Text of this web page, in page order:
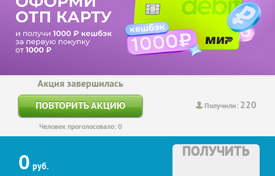
Получили: 220
Акция завершилась
ПОВТОРИТЬ АКЦИЮ
Человек проголосовало: 0
0 руб.
ПОЛУЧИТЬ